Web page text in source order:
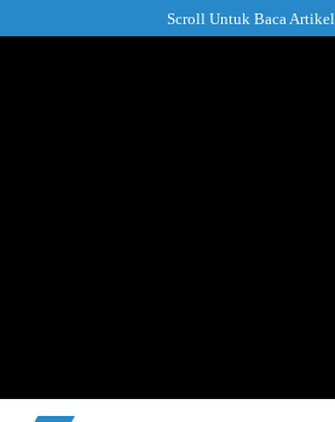
ke
Scroll Untuk Baca Artikel